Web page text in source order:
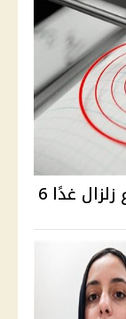
البحوث الفلكية تحسم مزاعم وقوع زلزال غدًا 6